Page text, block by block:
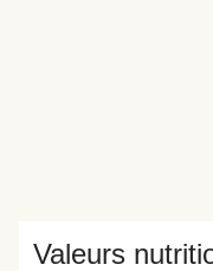
Valeurs